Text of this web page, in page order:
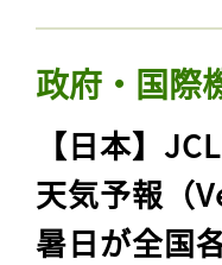
政府・国際
【日本】
天気予報（
暑日が全国